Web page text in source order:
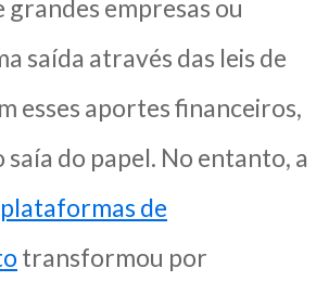
empresas ou
saída através das leis de
esses aportes financeiros,
do papel. No entanto, a
plataformas de
transformou por